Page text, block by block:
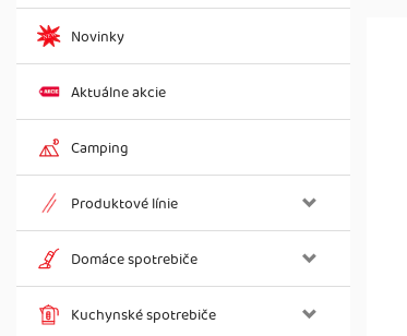
Novinky
Aktuálne akcie
Camping
Produktové línie
Domáce spotrebiče
Kuchynské spotrebiče